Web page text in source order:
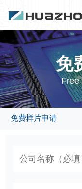
免
Free
免费样片申请